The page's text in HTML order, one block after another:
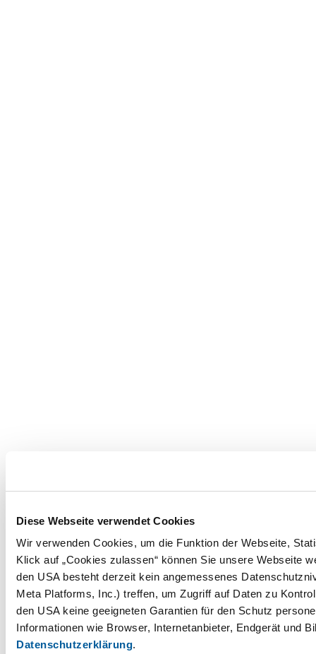
Diese Webseite verwendet Cookies
Wir verwenden Cookies, um die Funktion der Webseite,
Klick auf „Cookies zulassen“ können Sie unsere Webseite
den USA besteht derzeit kein angemessenes
Meta Platforms, Inc.) treffen, um Zugriff auf Daten zu
den USA keine geeigneten Garantien für den Schutz
Informationen wie Browser, Internetanbieter, Endgerät und
Datenschutzerklärung.